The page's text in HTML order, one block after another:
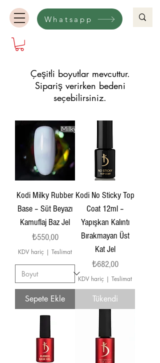
Whatsapp
Çeşitli boyutlar mevcuttur.
Sipariş verirken bedeni
seçebilirsiniz.
Kodi Milky Rubber
Base – Süt Beyazı
Kamuflaj Baz Jel
Fiyat
₺550,00
KDV hariç | Teslimat
Sepete Ekle
Kodi No Sticky Top
Coat 12ml –
Yapışkan Kalıntı
Bırakmayan Üst
Kat Jel
Fiyat
₺682,00
KDV hariç | Teslimat
Tükendi